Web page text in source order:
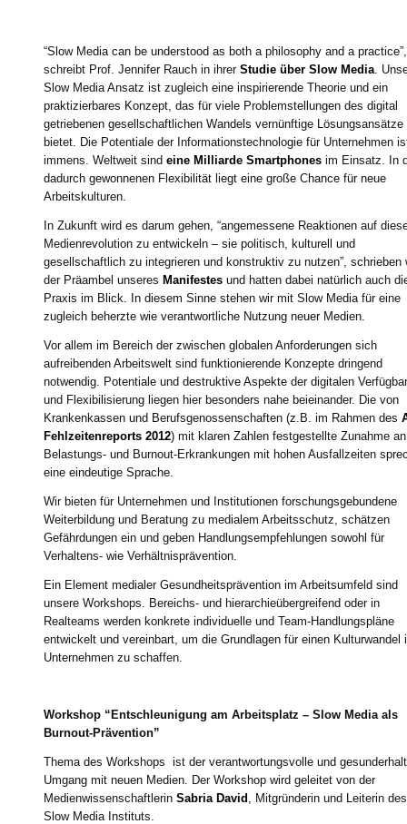
“Slow Media can be understood as both a philosophy and a practice”,
schreibt Prof. Jennifer Rauch in ihrer Studie über Slow Media .
Slow Media Ansatz ist zugleich eine inspirierende Theorie und ein
praktizierbares Konzept, das für viele Problemstellungen des digital
getriebenen gesellschaftlichen Wandels vernünftige Lösungsansätze
bietet. Die Potentiale der Informationstechnologie für Unternehmen
immens. Weltweit sind eine Milliarde Smartphones im Einsatz. In
dadurch gewonnenen Flexibilität liegt eine große Chance für neue
Arbeitskulturen.
In Zukunft wird es darum gehen, “angemessene Reaktionen auf
Medienrevolution zu entwickeln – sie politisch, kulturell und
gesellschaftlich zu integrieren und konstruktiv zu nutzen”, schrieben
der Präambel unseres Manifestes und hatten dabei natürlich auch
Praxis im Blick. In diesem Sinne stehen wir mit Slow Media für eine
zugleich beherzte wie verantwortliche Nutzung neuer Medien.
Vor allem im Bereich der zwischen globalen Anforderungen sich
aufreibenden Arbeitswelt sind funktionierende Konzepte dringend
notwendig. Potentiale und destruktive Aspekte der digitalen
und Flexibilisierung liegen hier besonders nahe beieinander. Die von
Krankenkassen und Berufsgenossenschaften (z.B. im Rahmen des
Fehlzeitenreports 2012) mit klaren Zahlen festgestellte Zunahme an
Belastungs- und Burnout-Erkrankungen mit hohen Ausfallzeiten
eine eindeutige Sprache.
Wir bieten für Unternehmen und Institutionen forschungsgebundene
Weiterbildung und Beratung zu medialem Arbeitsschutz, schätzen
Gefährdungen ein und geben Handlungsempfehlungen sowohl für
Verhaltens- wie Verhältnisprävention.
Ein Element medialer Gesundheitsprävention im Arbeitsumfeld sind
unsere Workshops. Bereichs- und hierarchieübergreifend oder in
Realteams werden konkrete individuelle und Team-Handlungspläne
entwickelt und vereinbart, um die Grundlagen für einen Kulturwandel
Unternehmen zu schaffen.
Workshop “Entschleunigung am Arbeitsplatz – Slow Media als
Burnout-Prävention”
Thema des Workshops ist der verantwortungsvolle und
Umgang mit neuen Medien. Der Workshop wird geleitet von der
Medienwissenschaftlerin Sabria David , Mitgründerin und Leiterin des
Slow Media Instituts.